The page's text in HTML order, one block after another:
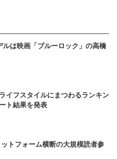
ルは映画「ブルーロック」の高橋
イフスタイルにまつわるランキン
ト結果を発表
トフォーム横断の大規模読者参